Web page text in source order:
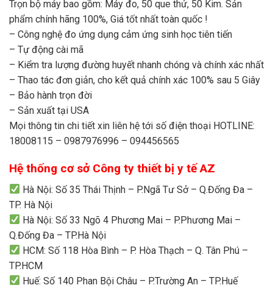
Trọn bộ máy bao gồm: Máy đo, 50 que thử, 50 Kim. Sản
phẩm chính hãng 100%, Giá tốt nhất toàn quốc !
– Công nghệ đo ứng dụng cảm ứng sinh học tiên tiến
– Tự động cài mã
– Kiểm tra lượng đường huyết nhanh chóng và chính xác nhất
– Thao tác đơn giản, cho kết quả chính xác 100% sau 5 Giây
– Bảo hành trọn đời
– Sản xuất tại USA
Mọi thông tin chi tiết xin liên hệ tới số điện thoại HOTLINE:
18008115 – 0987976996 – 094456565
Hệ thống cơ sở Công ty thiết bị y tế AZ
Hà Nội: Số 35 Thái Thịnh – P.Ngã Tư Sở – Q.Đống Đa –
TP. Hà Nội
Hà Nội: Số 33 Ngõ 4 Phương Mai – P.Phương Mai –
Q.Đống Đa – TP.Hà Nội
HCM: Số 118 Hòa Bình – P. Hòa Thạch – Q. Tân Phú –
TP.HCM
Huế: Số 140 Phan Bội Châu – P.Trường An – TP.Huế